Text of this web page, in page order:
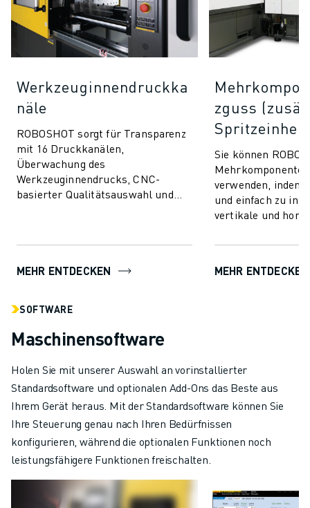
Werkzeuginnendruckka
näle
ROBOSHOT sorgt für Transparenz
mit 16 Druckkanälen,
Überwachung des
Werkzeuginnendrucks, CNC-
basierter Qualitätsauswahl und
MEHR ENTDECKEN
zguss
Sie können
verwenden, indem
und einfach zu
vertikale und
fortschrittliche
MEHR ENTDECKEN
SOFTWARE
Maschinensoftware
Holen Sie mit unserer Auswahl an vorinstallierter
Standardsoftware und optionalen Add-Ons das Beste aus
Ihrem Gerät heraus. Mit der Standardsoftware können Sie
Ihre Steuerung genau nach Ihren Bedürfnissen
konfigurieren, während die optionalen Funktionen noch
leistungsfähigere Funktionen freischalten.